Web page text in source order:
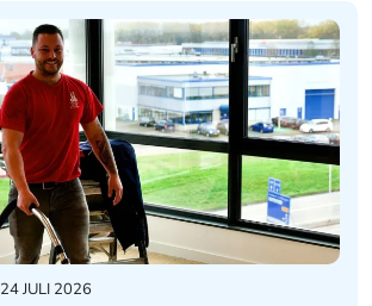
24 JULI 2026